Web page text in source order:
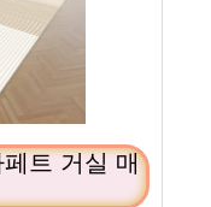
트 거실 매